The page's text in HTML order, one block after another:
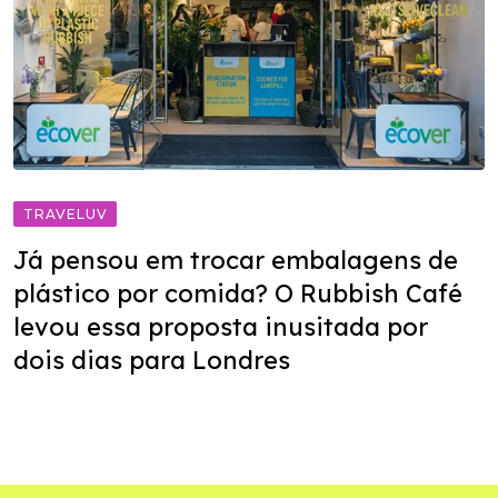
TRAVELUV
Já pensou em trocar embalagens de
plástico por comida? O Rubbish Café
levou essa proposta inusitada por
dois dias para Londres